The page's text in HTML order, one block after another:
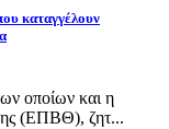
καταγγέλουν
οποίων και η
(ΕΠΒΘ), ζητ...